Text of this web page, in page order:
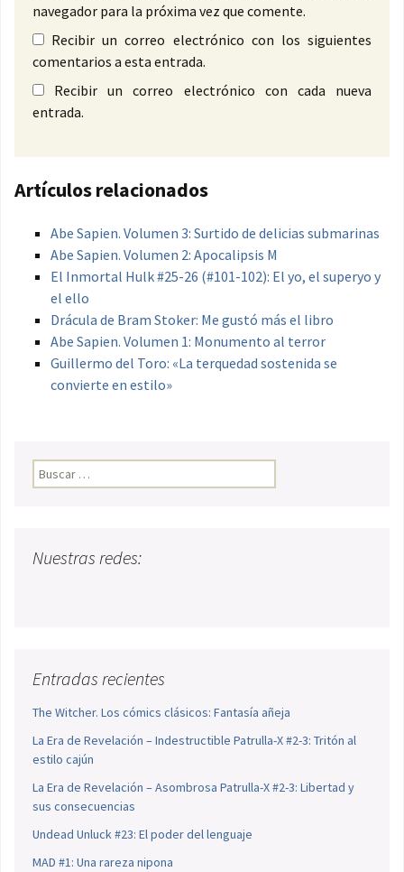
navegador para la próxima vez que comente.
Recibir un correo electrónico con los siguientes
comentarios a esta entrada.
Recibir un correo electrónico con cada nueva
entrada.
Artículos relacionados
Abe Sapien. Volumen 3: Surtido de delicias submarinas
Abe Sapien. Volumen 2: Apocalipsis M
El Inmortal Hulk #25-26 (#101-102): El yo, el superyo y
el ello
Drácula de Bram Stoker: Me gustó más el libro
Abe Sapien. Volumen 1: Monumento al terror
Guillermo del Toro: «La terquedad sostenida se
convierte en estilo»
Buscar:
Nuestras redes:
Entradas recientes
The Witcher. Los cómics clásicos: Fantasía añeja
La Era de Revelación – Indestructible Patrulla-X #2-3: Tritón al
estilo cajún
La Era de Revelación – Asombrosa Patrulla-X #2-3: Libertad y
sus consecuencias
Undead Unluck #23: El poder del lenguaje
MAD #1: Una rareza nipona